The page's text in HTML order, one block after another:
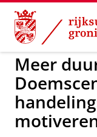
Skip
Content
Skip
Navigation
GMW
Meer